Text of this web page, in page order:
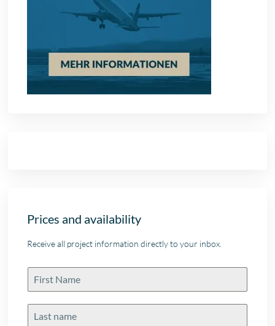
Prices and availability
Receive all project information directly to your inbox.